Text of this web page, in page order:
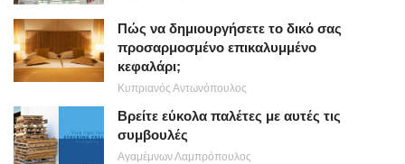
Πώς να δημιουργήσετε το δικό σας
προσαρμοσμένο επικαλυμμένο
κεφαλάρι;
Κυπριανός Αντωνόπουλος
Βρείτε εύκολα παλέτες με αυτές τις
συμβουλές
Αγαμέμνων Λαμπρόπουλος